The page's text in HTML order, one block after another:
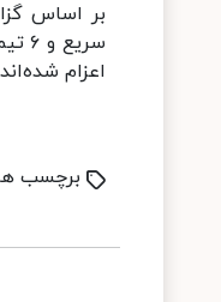
بر اساس
اعزام
برچسب